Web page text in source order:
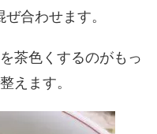
合わせます。
茶色くするのがもっ
えます。